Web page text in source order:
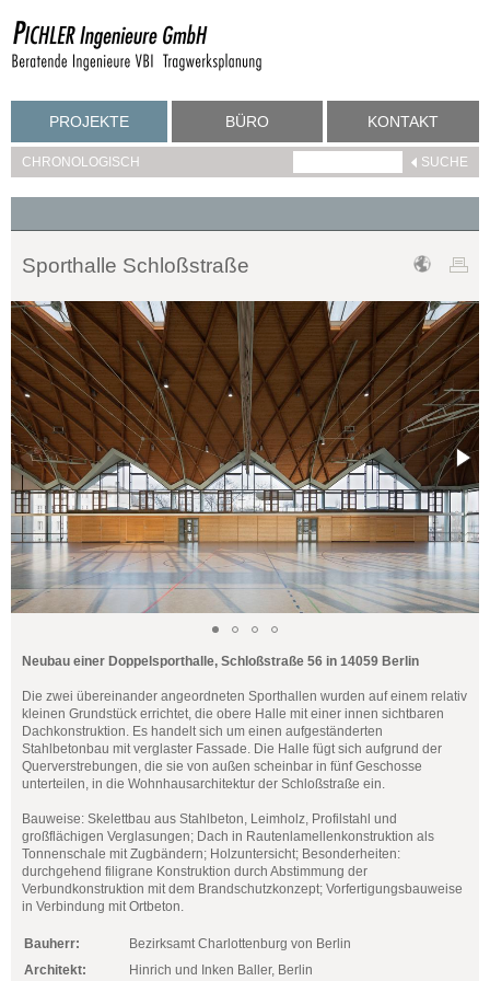
PROJEKTE BÜRO KONTAKT
CHRONOLOGISCH
Sporthalle Schloßstraße
Neubau einer Doppelsporthalle, Schloßstraße 56 in 14059 Berlin
Die zwei übereinander angeordneten Sporthallen wurden auf einem relativ
kleinen Grundstück errichtet, die obere Halle mit einer innen sichtbaren
Dachkonstruktion. Es handelt sich um einen aufgeständerten
Stahlbetonbau mit verglaster Fassade. Die Halle fügt sich aufgrund der
Querverstrebungen, die sie von außen scheinbar in fünf Geschosse
unterteilen, in die Wohnhausarchitektur der Schloßstraße ein.
Bauweise: Skelettbau aus Stahlbeton, Leimholz, Profilstahl und
großflächigen Verglasungen; Dach in Rautenlamellenkonstruktion als
Tonnenschale mit Zugbändern; Holzuntersicht; Besonderheiten:
durchgehend filigrane Konstruktion durch Abstimmung der
Verbundkonstruktion mit dem Brandschutzkonzept; Vorfertigungsbauweise
in Verbindung mit Ortbeton.
Bauherr:
Bezirksamt Charlottenburg von Berlin
Architekt:
Hinrich und Inken Baller, Berlin